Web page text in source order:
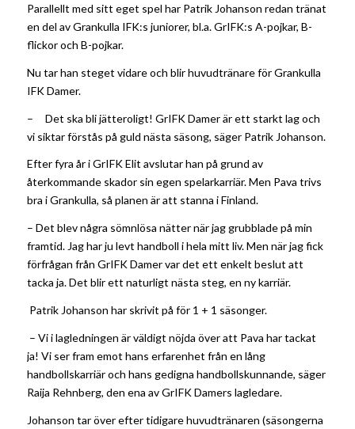
Parallellt med sitt eget spel har Patrik Johanson redan tränat
en del av Grankulla IFK:s juniorer, bl.a. GrIFK:s A-pojkar, B-
flickor och B-pojkar.
Nu tar han steget vidare och blir huvudtränare för Grankulla
IFK Damer.
–
Det ska bli jätteroligt! GrIFK Damer är ett starkt lag och
vi siktar förstås på guld nästa säsong, säger Patrik Johanson.
Efter fyra år i GrIFK Elit avslutar han på grund av
återkommande skador sin egen spelarkarriär. Men Pava trivs
bra i Grankulla, så planen är att stanna i Finland.
– Det blev några sömnlösa nätter när jag grubblade på min
framtid. Jag har ju levt handboll i hela mitt liv. Men när jag fick
förfrågan från GrIFK Damer var det ett enkelt beslut att
tacka ja. Det blir ett naturligt nästa steg, en ny karriär.
Patrik Johanson har skrivit på för 1 + 1 säsonger.
– Vi i lagledningen är väldigt nöjda över att Pava har tackat
ja! Vi ser fram emot hans erfarenhet från en lång
handbollskarriär och hans gedigna handbollskunnande, säger
Raija Rehnberg, den ena av GrIFK Damers lagledare.
Johanson tar över efter tidigare huvudtränaren (säsongerna